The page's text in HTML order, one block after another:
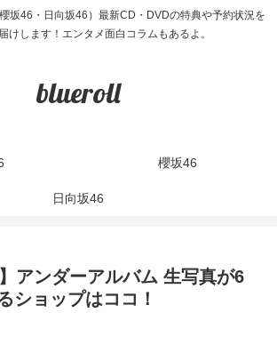
坂46・日向坂46）最新CD・DVDの特典や予約状況を
けします！エンタメ面白コラムもあるよ。
blueroll
櫻坂46
日向坂46
】アンダーアルバム 生写真が6
ショップはココ！